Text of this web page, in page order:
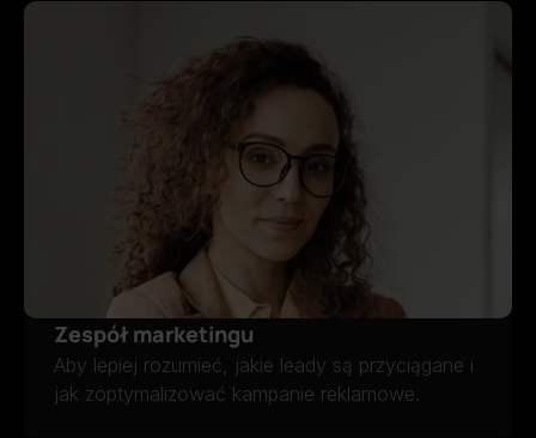
Zespół marketingu
Aby lepiej rozumieć, jakie leady są przyciągane i
jak zoptymalizować kampanie reklamowe.